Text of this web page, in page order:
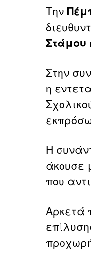
Την
Στάμου
Στην
η
Η
άκουσε
που
Αρκετά